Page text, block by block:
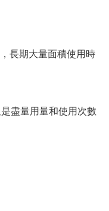
長期大量面積使用時
盡量用量和使用次數